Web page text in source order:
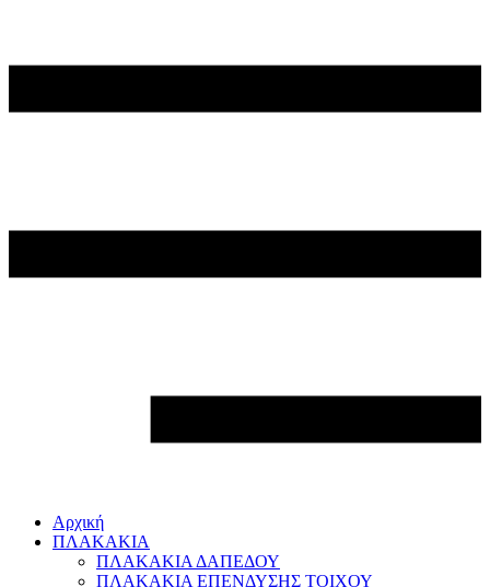
Αρχική
ΠΛΑΚΑΚΙΑ
ΠΛΑΚΑΚΙΑ ΔΑΠΕΔΟΥ
ΠΛΑΚΑΚΙΑ ΕΠΕΝΔΥΣΗΣ ΤΟΙΧΟΥ